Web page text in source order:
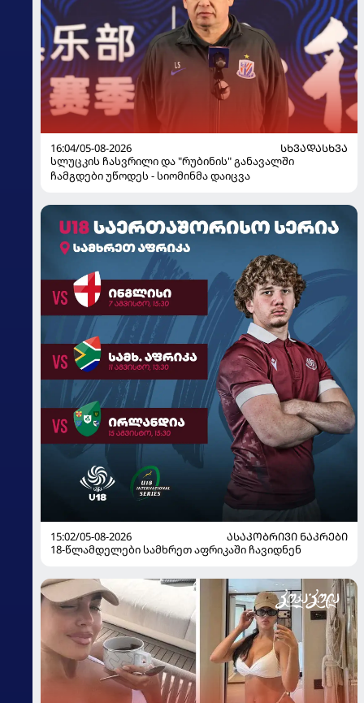
16:04/05-08-2026
ᲡᲮᲕᲐᲓᲐᲡᲮᲕᲐ
სლუცკის ჩასვრილი და "რუბინის" განავალში
ჩამგდები უწოდეს - სიომინმა დაიცვა
15:02/05-08-2026
ᲐᲡᲐᲙᲝᲑᲠᲘᲕᲘ ᲜᲐᲙᲠᲔᲑᲘ
18-წლამდელები სამხრეთ აფრიკაში ჩავიდნენ